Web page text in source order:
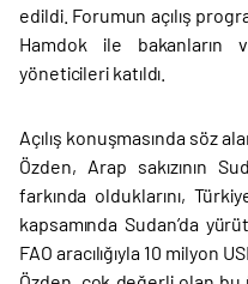
edildi. Forumun açılış
Hamdok ile bakanların
yöneticileri katıldı.
Açılış konuşmasında söz
Özden, Arap sakızının
farkında olduklarını,
kapsamında Sudan’da
FAO aracılığıyla 10 milyon